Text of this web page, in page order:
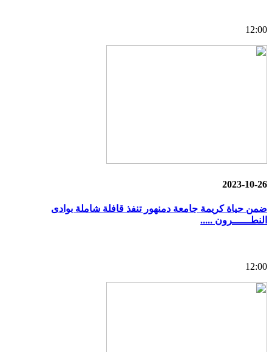
12:00
2023-10-26
ضمن حياة كريمة جامعة دمنهور تنفذ قافلة شاملة بوادى
النطــــــرون .....
12:00